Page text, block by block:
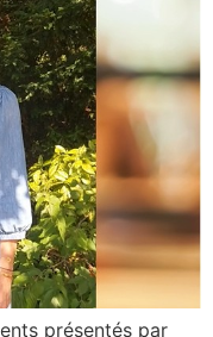
présentés par